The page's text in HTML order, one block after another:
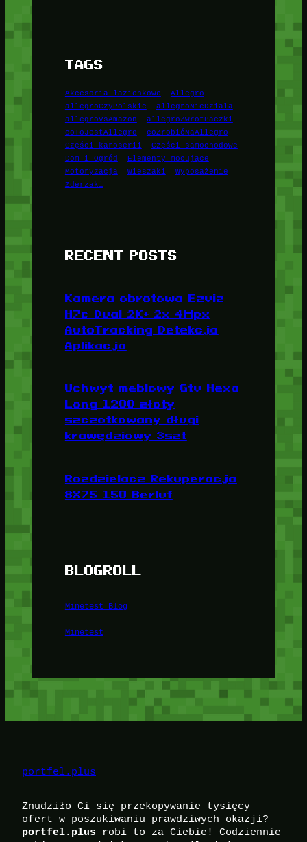
TAGS
Akcesoria łazienkowe
Allegro
allegroCzyPolskie
allegroNieDziala
allegroVsAmazon
allegroZwrotPaczki
coToJestAllegro
coZrobićNaAllegro
Części karoserii
Części samochodowe
Dom i Ogród
Elementy mocujące
Motoryzacja
Wieszaki
Wyposażenie
Zderzaki
RECENT POSTS
Kamera obrotowa Ezviz
H7c Dual 2K+ 2x 4Mpx
AutoTracking Detekcja
Aplikacja
Uchwyt meblowy Gtv Hexa
Long 1200 złoty
szczotkowany długi
krawędziowy 3szt
Rozdzielacz Rekuperacja
8X75 150 Berluf
BLOGROLL
Minetest Blog
Minetest
portfel.plus
Znudziło Ci się przekopywanie tysięcy
ofert w poszukiwaniu prawdziwych okazji?
portfel.plus robi to za Ciebie! Codziennie